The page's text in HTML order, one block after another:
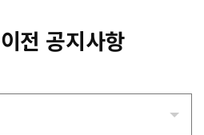
전 공지사항